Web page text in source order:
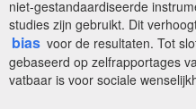
niet-gestandaardiseerde
studies zijn gebruikt. Dit
bias voor de resultaten. Tot
gebaseerd op zelfrapportages
vatbaar is voor sociale